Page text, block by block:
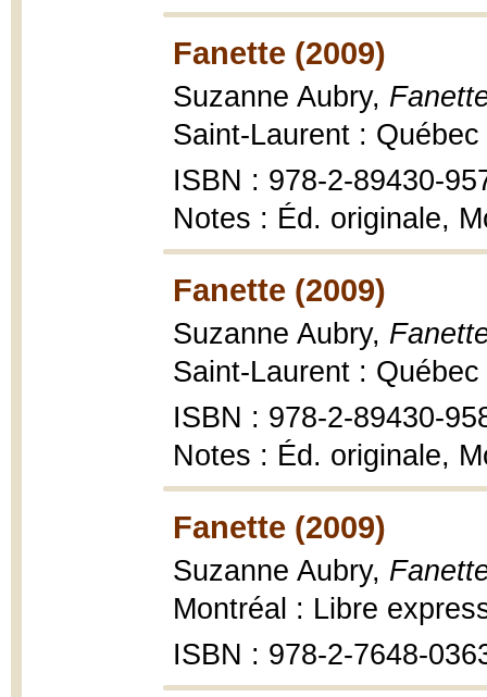
Fanette (2009)
Suzanne Aubry,
Saint-Laurent :
ISBN : 978-2-89430-
Notes : Éd. originale,
Fanette (2009)
Suzanne Aubry,
Saint-Laurent :
ISBN : 978-2-89430-
Notes : Éd. originale,
Fanette (2009)
Suzanne Aubry,
Montréal : Libre
ISBN : 978-2-7648-